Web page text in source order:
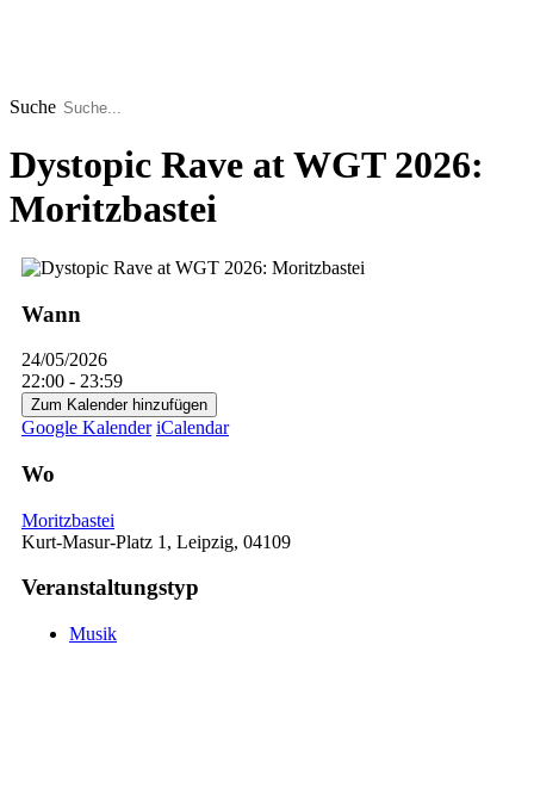
Suche
Dystopic Rave at WGT 2026:
Moritzbastei
Wann
24/05/2026
22:00 - 23:59
Zum Kalender hinzufügen
Google Kalender iCalendar
Wo
Moritzbastei
Kurt-Masur-Platz 1, Leipzig, 04109
Veranstaltungstyp
Musik